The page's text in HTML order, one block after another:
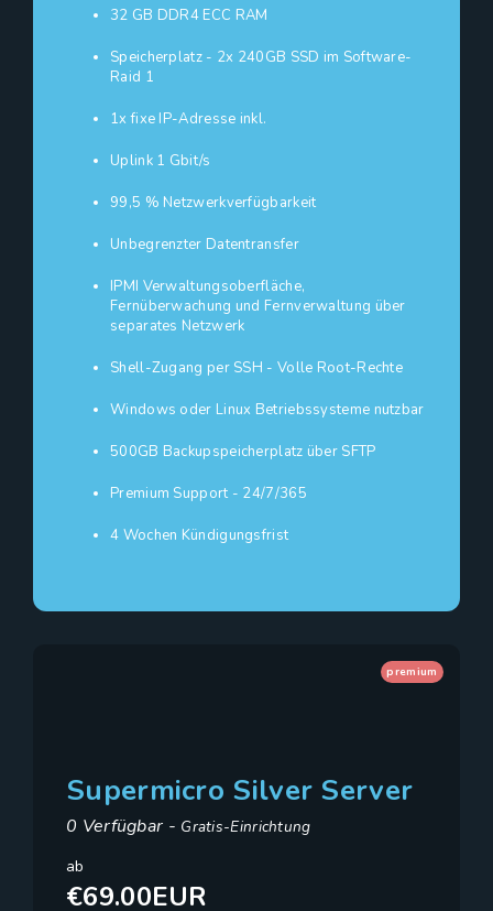
32 GB DDR4 ECC RAM
Speicherplatz - 2x 240GB SSD im Software-
Raid 1
1x fixe IP-Adresse inkl.
Uplink 1 Gbit/s
99,5 % Netzwerkverfügbarkeit
Unbegrenzter Datentransfer
IPMI Verwaltungsoberfläche,
Fernüberwachung und Fernverwaltung über
separates Netzwerk
Shell-Zugang per SSH - Volle Root-Rechte
Windows oder Linux Betriebssysteme nutzbar
500GB Backupspeicherplatz über SFTP
Premium Support - 24/7/365
4 Wochen Kündigungsfrist
premium
Supermicro Silver Server
0 Verfügbar - Gratis-Einrichtung
ab
€69.00EUR